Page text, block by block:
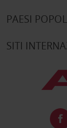
PAESI
SITI